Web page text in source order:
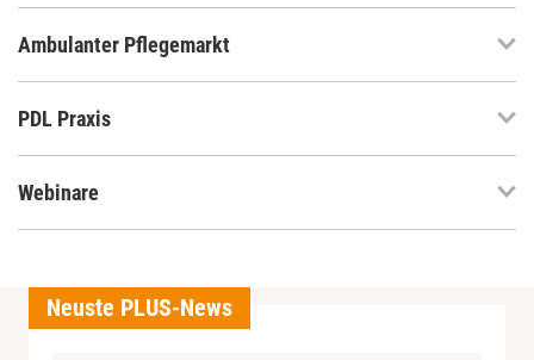
Ambulanter Pflegemarkt
PDL Praxis
Webinare
Neuste PLUS-News